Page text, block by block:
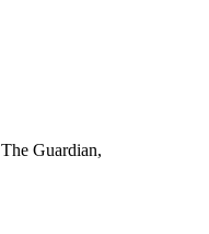
The Guardian,